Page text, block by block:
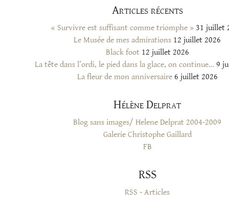
Articles récents
« Survivre est suffisant comme triomphe » 31 juillet
Le Musée de mes admirations 12 juillet 2026
Black foot 12 juillet 2026
La tête dans l’ordi, le pied dans la glace, on continue… 9
La fleur de mon anniversaire 6 juillet 2026
Hélène Delprat
Blog sans images/ Helene Delprat 2004-2009
Galerie Christophe Gaillard
FB
RSS
RSS - Articles